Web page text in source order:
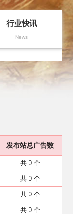
行业快讯
News
发布站总广告数
共 0 个
共 0 个
共 0 个
共 0 个